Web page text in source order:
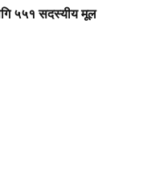
५५१ सदस्यीय मूल